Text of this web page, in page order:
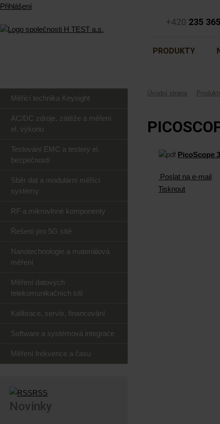
+420 235
PRODUKTY
Přihlášení
Úvodní strana
PicoScope
Poslat na e-mail
Tisknout
Měřicí technika Keysight
AC/DC zdroje, zátěže a měření
el. výkonu
Testování EMC a testery el.
bezpečnosti
Sběr dat a modulární měřící
systémy
RF a mikrovlnné komponenty
Řešení pro 5G sítě
Nanotechnologie a materiálová
měření
Měření datových
telekomunikačních sítí
Kalibrace, servis, financování
Software a systémová integrace
Měření frekvence a času
RSS
Novinky